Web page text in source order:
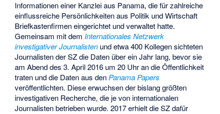
Informationen einer Kanzlei aus Panama, die für zahlreiche
einflussreiche Persönlichkeiten aus Politik und Wirtschaft
Briefkastenfirmen eingerichtet und verwaltet hatte.
Gemeinsam mit demInternationales Netzwerk
investigativer Journalisten und etwa 400 Kollegen sichteten
Journalisten der SZ die Daten über ein Jahr lang, bevor sie
am Abend des 3. April 2016 um 20 Uhr an die Öffentlichkeit
traten und die Daten aus denPanama Papers
veröffentlichten. Diese erwuchsen der bislang größten
investigativen Recherche, die je von internationalen
Journalisten betrieben wurde. 2017 erhielt die SZ dafür